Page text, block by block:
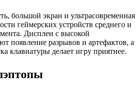
большой экран и ультрасовременная
геймерских устройств среднего и
Дисплеи с высокой
появление разрывов и артефактов, а
клавиатуры делает игру приятнее.